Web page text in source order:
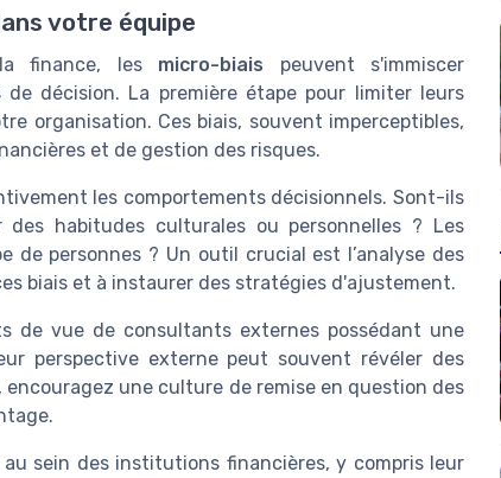
votre équipe
finance, les micro-biais peuvent s'immiscer
décision. La première étape pour limiter leurs
organisation. Ces biais, souvent imperceptibles,
et de gestion des risques.
les comportements décisionnels. Sont-ils
habitudes culturales ou personnelles ? Les
de personnes ? Un outil crucial est l’analyse des
biais et à instaurer des stratégies d'ajustement.
de vue de consultants externes possédant une
perspective externe peut souvent révéler des
encouragez une culture de remise en question des
sein des institutions financières, y compris leur